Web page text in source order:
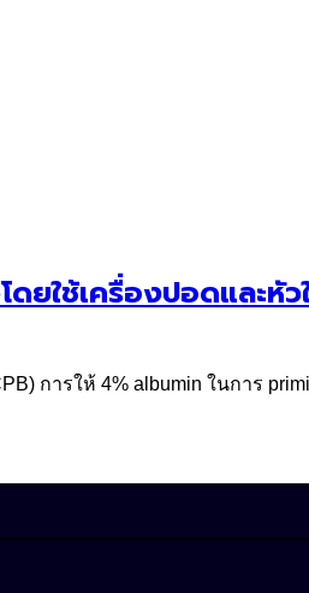
ใช้เครื่องปอดและหัว
การให้ 4% albumin ในการ